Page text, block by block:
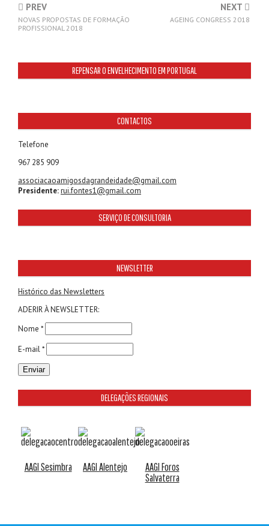
PREV
NOVAS PROPOSTAS DE FORMAÇÃO
PROFISSIONAL 2018
NEXT
AGEING CONGRESS 2018
REPENSAR O ENVELHECIMENTO EM PORTUGAL
CONTACTOS
Telefone
967 285 909
associacaoamigosdagrandeidade@gmail.com
Presidente:rui.fontes1@gmail.com
SERVIÇO DE CONSULTORIA
NEWSLETTER
Histórico das Newsletters
ADERIR À NEWSLETTER:
Nome *
E-mail *
DELEGAÇÕES REGIONAIS
AAGI Sesimbra AAGI Alentejo
AAGI Foros
Salvaterra